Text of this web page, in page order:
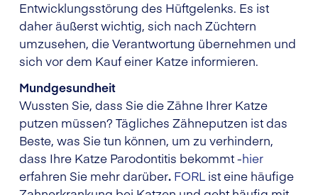
Entwicklungsstörung des Hüftgelenks. Es ist
daher äußerst wichtig, sich nach Züchtern
umzusehen, die Verantwortung übernehmen und
sich vor dem Kauf einer Katze informieren.
Mundgesundheit
Wussten Sie, dass Sie die Zähne Ihrer Katze
putzen müssen? Tägliches Zähneputzen ist das
Beste, was Sie tun können, um zu verhindern,
dass Ihre Katze Parodontitis bekommt -hier
erfahren Sie mehr darüber. FORL ist eine häufige